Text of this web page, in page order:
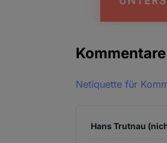
Kommentare
Netiquette für
Hans Trutnau